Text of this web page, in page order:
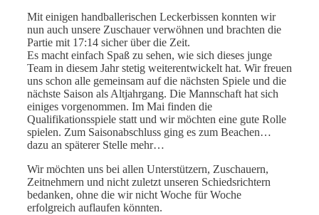
Mit einigen handballerischen Leckerbissen konnten wir
nun auch unsere Zuschauer verwöhnen und brachten die
Partie mit 17:14 sicher über die Zeit.
Es macht einfach Spaß zu sehen, wie sich dieses junge
Team in diesem Jahr stetig weiterentwickelt hat. Wir freuen
uns schon alle gemeinsam auf die nächsten Spiele und die
nächste Saison als Altjahrgang. Die Mannschaft hat sich
einiges vorgenommen. Im Mai finden die
Qualifikationsspiele statt und wir möchten eine gute Rolle
spielen. Zum Saisonabschluss ging es zum Beachen…
dazu an späterer Stelle mehr…
Wir möchten uns bei allen Unterstützern, Zuschauern,
Zeitnehmern und nicht zuletzt unseren Schiedsrichtern
bedanken, ohne die wir nicht Woche für Woche
erfolgreich auflaufen könnten.